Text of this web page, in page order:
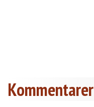
Kommentarer